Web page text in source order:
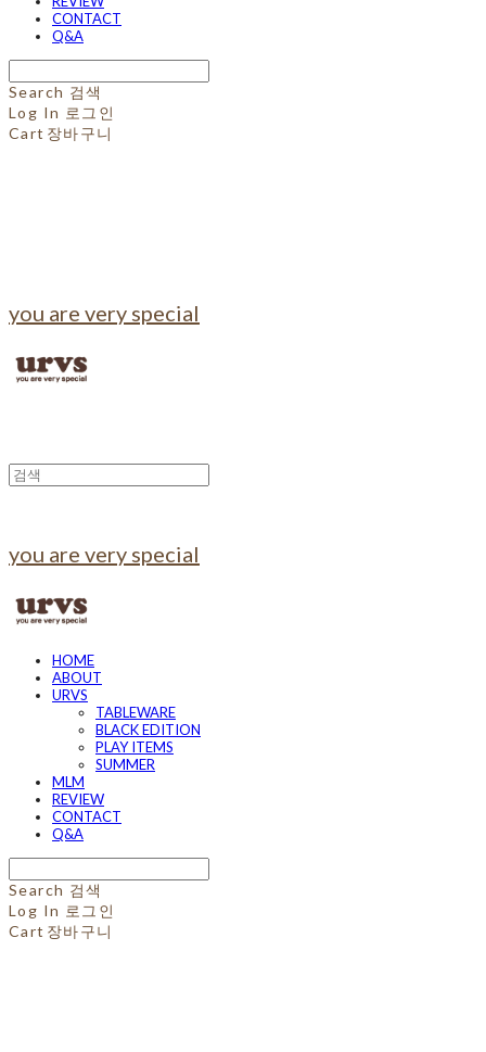
CONTACT
Q&A
Search 검색
Log In 로그인
Cart 장바구니
you are very special
you are very special
HOME
ABOUT
URVS
TABLEWARE
BLACK EDITION
PLAY ITEMS
SUMMER
MLM
REVIEW
CONTACT
Q&A
Search 검색
Log In 로그인
Cart 장바구니